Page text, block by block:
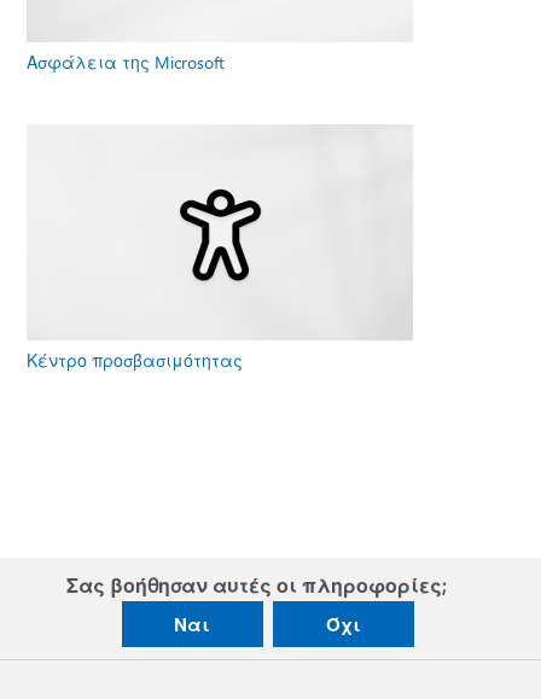
Ασφάλεια της Microsoft
Κέντρο προσβασιμότητας
Σας βοήθησαν αυτές οι πληροφορίες;
Ναι Όχι